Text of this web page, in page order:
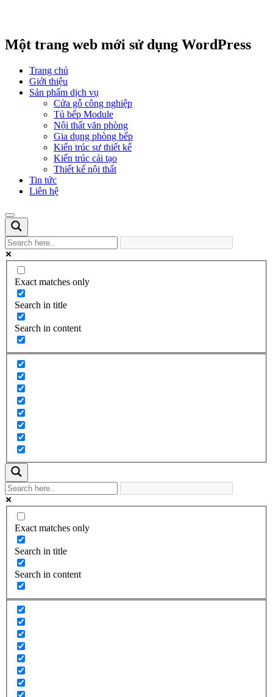
Một trang web mới sử dụng WordPress
Trang chủ
Giới thiệu
Sản phẩm dịch vụ
Cửa gỗ công nghiệp
Tủ bếp Module
Nội thất văn phòng
Gia dụng phòng bếp
Kiến trúc sư thiết kế
Kiến trúc cải tạo
Thiết kế nội thất
Tin tức
Liên hệ
Exact matches only
Search in title
Search in content
Exact matches only
Search in title
Search in content